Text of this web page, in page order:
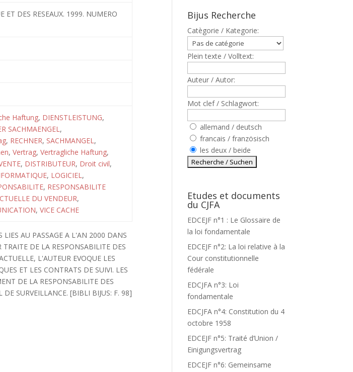
ET DES RESEAUX. 1999. NUMERO
Haftung, DIENSTLEISTUNG,
SACHMAENGEL,
, RECHNER, SACHMANGEL,
, Vertrag, Vertragliche Haftung,
, DISTRIBUTEUR, Droit civil,
, LOGICIEL,
, RESPONSABILITE
DU VENDEUR,
, VICE CACHE
LIES AU PASSAGE A L'AN 2000 DANS
DE LA RESPONSABILITE DES
L'AUTEUR EVOQUE LES
ET LES CONTRATS DE SUIVI. LES
DE LA RESPONSABILITE DES
SURVEILLANCE. [BIBLI BIJUS: F. 98]
Bijus Recherche
Catègorie / Kategorie:
Plein texte / Volltext:
Auteur / Autor:
Mot clef / Schlagwort:
allemand / deutsch
francais / französisch
les deux / beide
Etudes et documents
du CJFA
EDCEJF n°1 : Le Glossaire de
la loi fondamentale
EDCEJF n°2: La loi relative à la
Cour constitutionnelle
fédérale
EDCJFA n°3: Loi
fondamentale
EDCJFA n°4: Constitution du 4
octobre 1958
EDCEJF n°5: Traité d’Union /
Einigungsvertrag
EDCEJF n°6: Gemeinsame